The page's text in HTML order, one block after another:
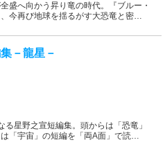
盛へ向かう昇り竜の時代。『ブルー・
今再び地球を揺るがす大恐竜と密…
－龍星－
る星野之宣短編集。頭からは「恐竜」
「宇宙」の短編を「両A面」で読…